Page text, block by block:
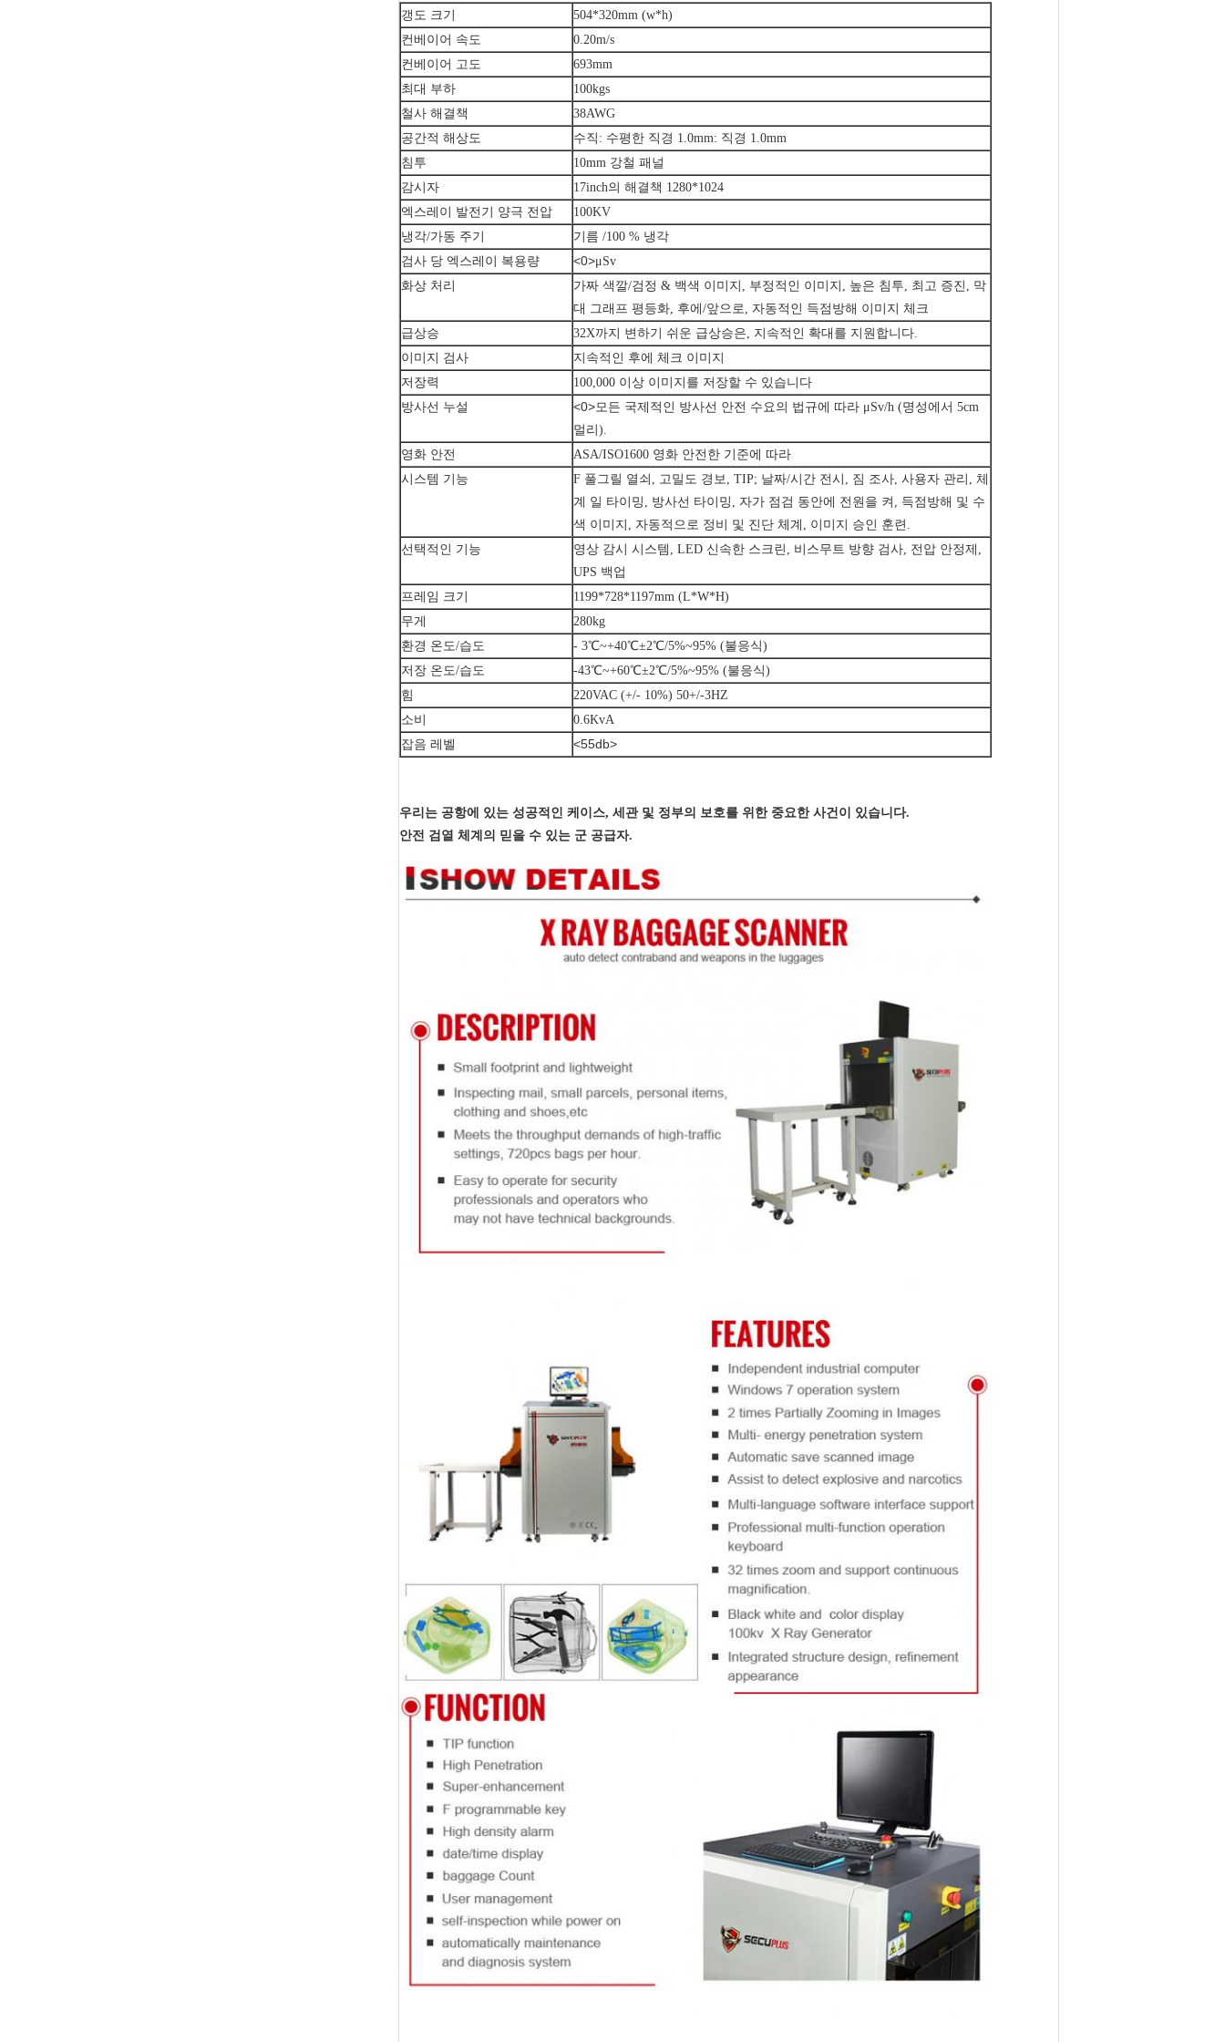
갱도 크기
504*320mm (w*h)
컨베이어 속도
0.20m/s
컨베이어 고도
693mm
최대 부하
100kgs
철사 해결책
38AWG
공간적 해상도
수직: 수평한 직경 1.0mm: 직경 1.0mm
침투
10mm 강철 패널
감시자
17inch의 해결책 1280*1024
엑스레이 발전기 양극 전압
100KV
냉각/가동 주기
기름 /100 % 냉각
검사 당 엑스레이 복용량
<0>μSv
화상 처리
가짜 색깔/검정 & 백색 이미지, 부정적인 이미지, 높은 침투, 최고 증진, 막
대 그래프 평등화, 후에/앞으로, 자동적인 득점방해 이미지 체크
급상승
32X까지 변하기 쉬운 급상승은, 지속적인 확대를 지원합니다.
이미지 검사
지속적인 후에 체크 이미지
저장력
100,000 이상 이미지를 저장할 수 있습니다
방사선 누설
<0>모든 국제적인 방사선 안전 수요의 법규에 따라 μSv/h (명성에서 5cm
멀리).
영화 안전
ASA/ISO1600 영화 안전한 기준에 따라
시스템 기능
F 풀그릴 열쇠, 고밀도 경보, TIP; 날짜/시간 전시, 짐 조사, 사용자 관리, 체
계 일 타이밍, 방사선 타이밍, 자가 점검 동안에 전원을 켜, 득점방해 및 수
색 이미지, 자동적으로 정비 및 진단 체계, 이미지 승인 훈련.
선택적인 기능
영상 감시 시스템, LED 신속한 스크린, 비스무트 방향 검사, 전압 안정제,
UPS 백업
프레임 크기
1199*728*1197mm (L*W*H)
무게
280kg
환경 온도/습도
- 3℃~+40℃±2℃/5%~95% (불응식)
저장 온도/습도
-43℃~+60℃±2℃/5%~95% (불응식)
힘
220VAC (+/- 10%) 50+/-3HZ
소비
0.6KvA
잡음 레벨
<55db>
우리는 공항에 있는 성공적인 케이스, 세관 및 정부의 보호를 위한 중요한 사건이 있습니다.
안전 검열 체계의 믿을 수 있는 군 공급자.